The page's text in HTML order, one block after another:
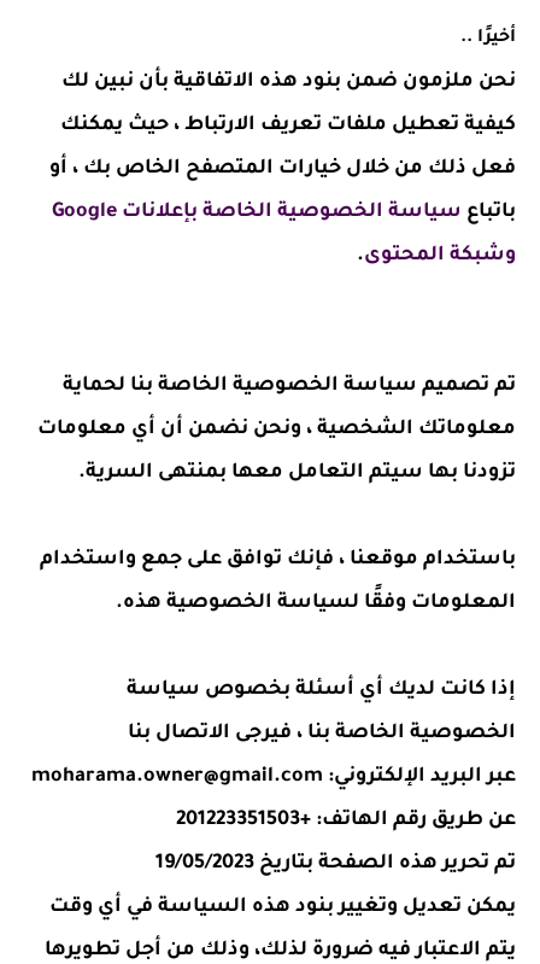
أخيرًا ..
نحن ملزمون ضمن بنود هذه الاتفاقية بأن نبين لك
كيفية تعطيل ملفات تعريف الارتباط ، حيث يمكنك
فعل ذلك من خلال خيارات المتصفح الخاص بك ، أو
باتباع
سياسة الخصوصية الخاصة بإعلانات Google
وشبكة المحتوى.
تم تصميم سياسة الخصوصية الخاصة بنا لحماية
معلوماتك الشخصية ، ونحن نضمن أن أي معلومات
تزودنا بها سيتم التعامل معها بمنتهى السرية.
باستخدام موقعنا ، فإنك توافق على جمع واستخدام
المعلومات وفقًا لسياسة الخصوصية هذه.
إذا كانت لديك أي أسئلة بخصوص سياسة
الخصوصية الخاصة بنا ، فيرجى الاتصال بنا
عبر البريد الإلكتروني: moharama.owner@gmail.com
عن طريق رقم الهاتف: +201223351503
تم تحرير هذه الصفحة بتاريخ 19/05/2023
يمكن تعديل وتغيير بنود هذه السياسة في أي وقت
يتم الاعتبار فيه ضرورة لذلك، وذلك من أجل تطويرها